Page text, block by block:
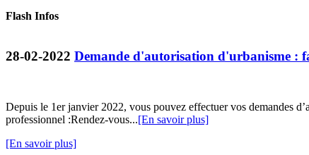
Flash Infos
28-02-2022 Demande d'autorisation d'urbanisme :
Depuis le 1er janvier 2022, vous pouvez effectuer vos demandes
professionnel :Rendez-vous...[En savoir plus]
[En savoir plus]